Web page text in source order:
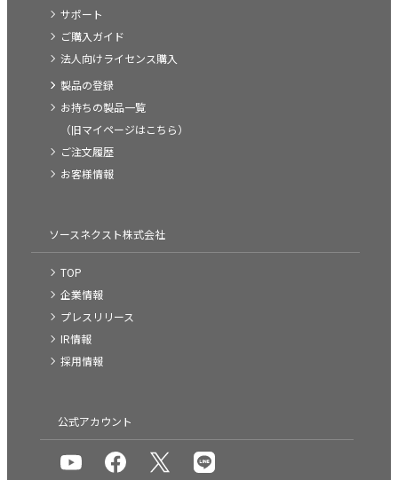
サポート
ご購入ガイド
法人向けライセンス購入
製品の登録
お持ちの製品一覧
（旧マイページはこちら）
ご注文履歴
お客様情報
ソースネクスト株式会社
TOP
企業情報
プレスリリース
IR情報
採用情報
公式アカウント